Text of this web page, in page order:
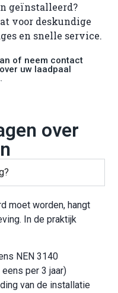
geïnstalleerd?
voor deskundige
en snelle service.
of neem contact
uw laadpaal
over
moet worden, hangt
In de praktijk
NEN 3140
per 3 jaar)
van de installatie